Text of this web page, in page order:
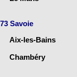
73 Savoie
Aix-les-Bains
Chambéry